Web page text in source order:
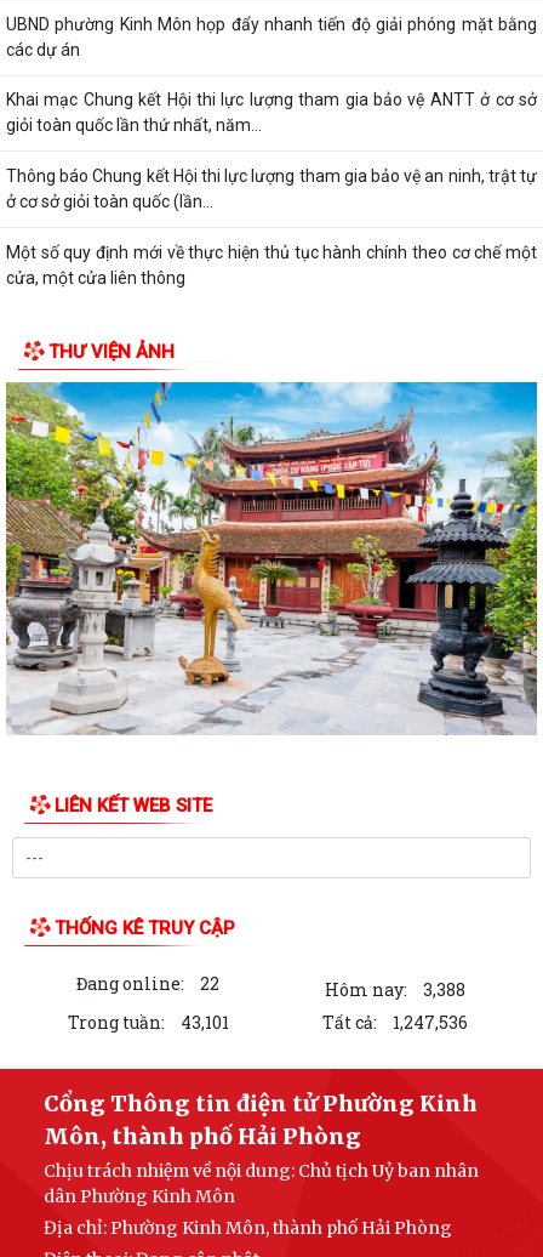
UBND phường Kinh Môn họp đẩy nhanh tiến độ giải phóng mặt bằng
các dự án
Khai mạc Chung kết Hội thi lực lượng tham gia bảo vệ ANTT ở cơ sở
giỏi toàn quốc lần thứ nhất, năm...
Thông báo Chung kết Hội thi lực lượng tham gia bảo vệ an ninh, trật tự
ở cơ sở giỏi toàn quốc (lần...
Một số quy định mới về thực hiện thủ tục hành chính theo cơ chế một
cửa, một cửa liên thông
THƯ VIỆN ẢNH
LIÊN KẾT WEB SITE
THỐNG KÊ TRUY CẬP
Đang online: 22 Hôm nay:
3,388
Trong tuần:
43,101 Tất cả: 1,247,536
Cổng Thông tin điện tử Phường Kinh
Môn, thành phố Hải Phòng
Chịu trách nhiệm về nội dung: Chủ tịch Uỷ ban nhân
dân Phường Kinh Môn
Địa chỉ: Phường Kinh Môn, thành phố Hải Phòng